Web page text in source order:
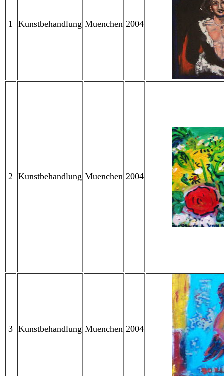
1 Kunstbehandlung Muenchen 2004
2 Kunstbehandlung Muenchen 2004
3 Kunstbehandlung Muenchen 2004